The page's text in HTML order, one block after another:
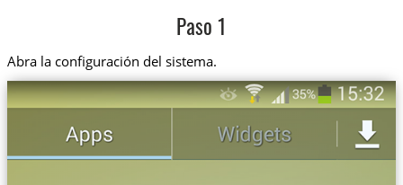
Paso 1
Abra la configuración del sistema.